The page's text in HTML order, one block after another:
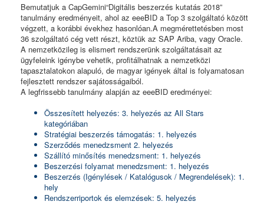
Bemutatjuk a CapGemini“Digitális beszerzés kutatás 2018”
tanulmány eredményeit, ahol az eeeBID a Top 3 szolgáltató között
végzett, a korábbi évekhez hasonlóan.A megmérettetésben most
36 szolgáltató cég vett részt, köztük az SAP Ariba, vagy Oracle.
A nemzetközileg is elismert rendszerünk szolgáltatásait az
ügyfeleink igénybe vehetik, profitálhatnak a nemzetközi
tapasztalatokon alapuló, de magyar igények által is folyamatosan
fejlesztett rendszer sajátosságaiból.
A legfrissebb tanulmány alapján az eeeBID eredményei:
Összesített helyezés: 3. helyezés az All Stars
kategóriában
Stratégiai beszerzés támogatás: 1. helyezés
Szerződés menedzsment 2. helyezés
Szállító minősítés menedzsment: 1. helyezés
Beszerzési folyamat menedzsment: 1. helyezés
Beszerzés (Igénylések / Katalógusok / Megrendelések): 1.
hely
Rendszerriportok és elemzések: 5. helyezés